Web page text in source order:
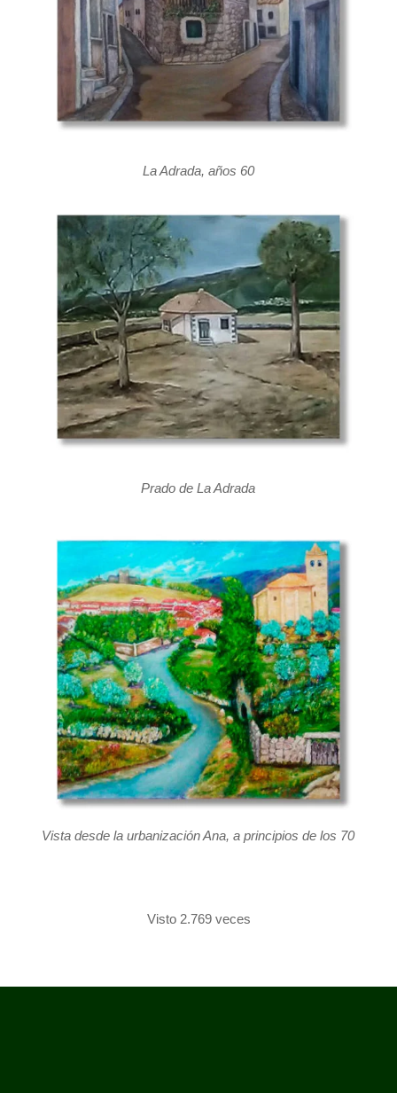
La Adrada, años 60
Prado de La Adrada
Vista desde la urbanización Ana, a principios de los 70
Visto 2.769 veces